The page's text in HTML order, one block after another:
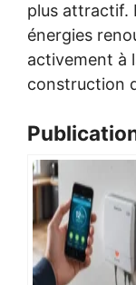
plus attractif.
énergies
activement à
construction